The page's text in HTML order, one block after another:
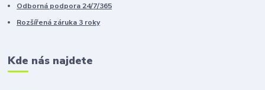
Odborná podpora 24/7/365
Rozšířená záruka 3 roky
Kde nás najdete